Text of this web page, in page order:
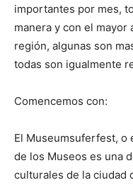
importantes por mes,
manera y con el
región, algunas son
todas son igualmente
Comencemos con:
El Museumsuferfest, o
de los Museos es una
culturales de la ciudad